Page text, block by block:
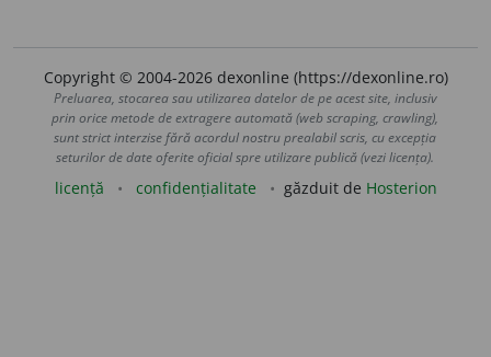
Copyright © 2004-2026 dexonline (https://dexonline.ro)
Preluarea, stocarea sau utilizarea datelor de pe acest site, inclusiv
prin orice metode de extragere automată (web scraping, crawling),
sunt strict interzise fără acordul nostru prealabil scris, cu excepția
seturilor de date oferite oficial spre utilizare publică (vezi licența).
licență confidențialitate găzduit de Hosterion